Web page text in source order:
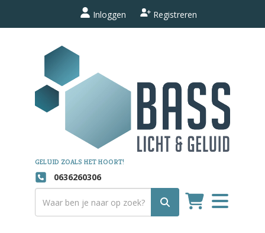
Inloggen Registreren
GELUID ZOALS HET HOORT!
0636260306
Toggle
navigation